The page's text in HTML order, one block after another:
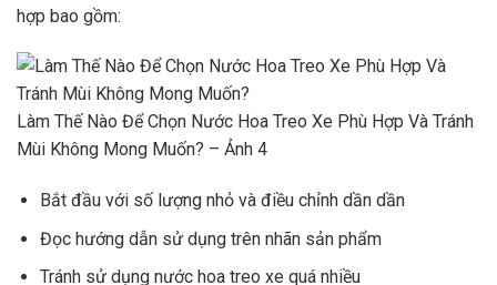
hợp bao gồm:
Làm Thế Nào Để Chọn Nước Hoa Treo Xe Phù Hợp Và Tránh
Mùi Không Mong Muốn? – Ảnh 4
Bắt đầu với số lượng nhỏ và điều chỉnh dần dần
Đọc hướng dẫn sử dụng trên nhãn sản phẩm
Tránh sử dụng nước hoa treo xe quá nhiều